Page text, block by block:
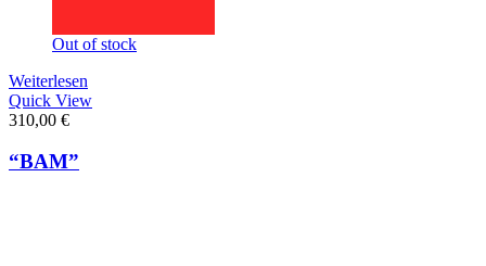
Out of stock
Weiterlesen
Quick View
310,00 €
“BAM”